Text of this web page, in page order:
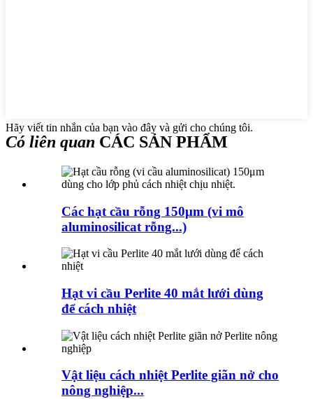
Hãy viết tin nhắn của bạn vào đây và gửi cho chúng tôi.
Có liên quan CÁC SẢN PHẨM
Các hạt cầu rỗng 150μm (vi mô
aluminosilicat rỗng...)
Hạt vi cầu Perlite 40 mắt lưới dùng
để cách nhiệt
Vật liệu cách nhiệt Perlite giãn nở cho
nông nghiệp...